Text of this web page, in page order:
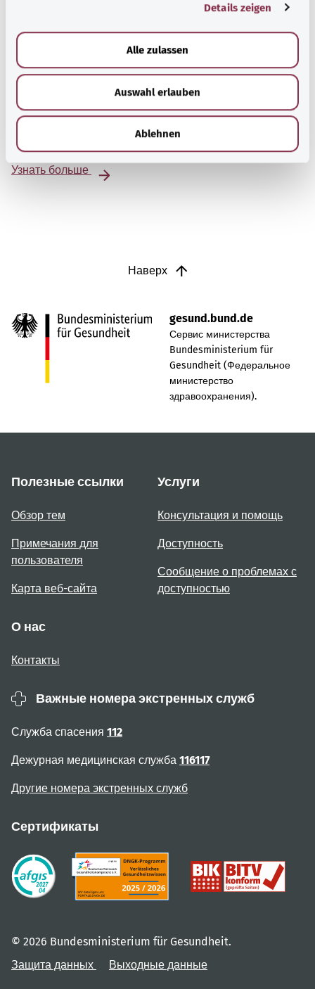
Details zeigen
Alle zulassen
Auswahl erlauben
Ablehnen
Selbsthilfe
Selbsthilfegruppen bieten Austausch und Unterstützung
für Menschen mit chronischen Erkrankungen,
Suchtproblemen, Behinderungen und seelischen
Problemen.
Узнать больше
Наверх
gesund.bund.de
Сервис министерства
Bundesministerium für
Gesundheit (Федеральное
министерство
здравоохранения).
Полезные ссылки
Обзор тем
Примечания для
пользователя
Карта веб-сайта
Услуги
Консультация и помощь
Доступность
Сообщение о проблемах с
доступностью
О нас
Контакты
Важные номера экстренных служб
Служба спасения 112
Дежурная медицинская служба 116117
Другие номера экстренных служб
Сертификаты
© 2026 Bundesministerium für Gesundheit.
Защита данных
Выходные данные